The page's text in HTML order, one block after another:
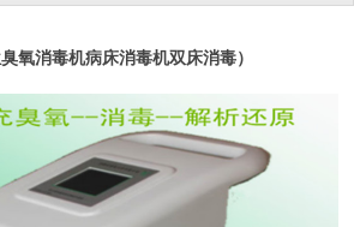
氧消毒机病床消毒机双床消毒）